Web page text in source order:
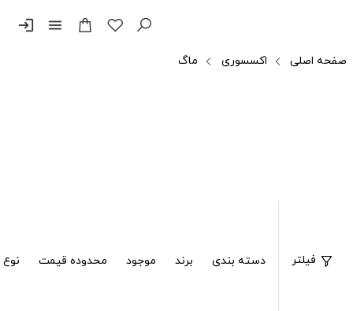
menu
login
صفحه اصلی اکسسوری ماگ
فیلتر دسته بندی برند موجود محدوده قیمت